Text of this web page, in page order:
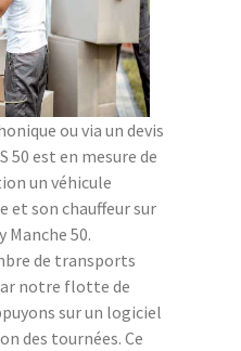
ou via un devis
50 est en mesure de
un véhicule
et son chauffeur sur
50.
de transports
notre flotte de
sur un logiciel
des tournées. Ce